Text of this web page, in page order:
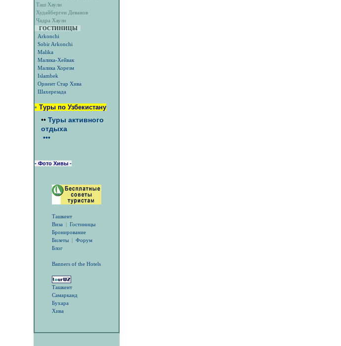
Таш Хаули
Худайберген Деванов
Чадра Хаули
ГОСТИНИЦЫ
Arkonchi
Sobir Arkonchi
Malika
Малика-Хейвак
Малика Хорезм
Islambek
Ориент Стар Хива
Шахерезада
• Туры по Узбекистану
•• Туры активного
отдыха
•••
- Фото Хивы -
Ташкент
Виза | Гостиницы
Бронирование
Билеты| Форум
Блог
Banners of the Hotels
Ташкент
Самарканд
Бухара
Хива